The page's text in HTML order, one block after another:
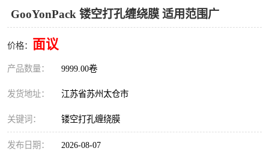
GooYonPack 镂空打孔缠绕膜 适用范围广
价格： 面议
产品数量： 9999.00卷
发货地址： 江苏省苏州太仓市
关键词： 镂空打孔缠绕膜
发布日期： 2026-08-07